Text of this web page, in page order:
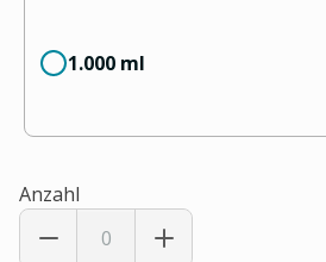
1.000 ml
Anzahl